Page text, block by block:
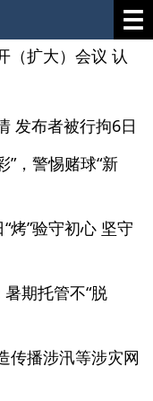
（扩大）会议 认
发布者被行拘6日
”，警惕赌球“新
烤”验守初心 坚守
期托管不“脱
传播涉汛等涉灾网